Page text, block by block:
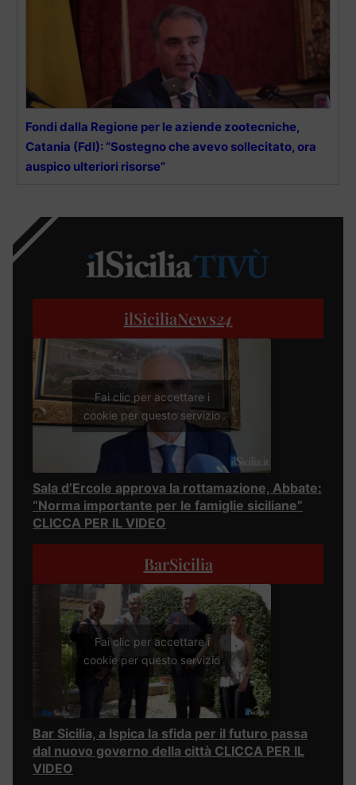
Fondi dalla Regione per le aziende zootecniche,
Catania (FdI): “Sostegno che avevo sollecitato, ora
auspico ulteriori risorse”
ilSiciliaNews24
Fai clic per accettare i
cookie per questo servizio
Sala d’Ercole approva la rottamazione, Abbate:
“Norma importante per le famiglie siciliane”
CLICCA PER IL VIDEO
BarSicilia
Fai clic per accettare i
cookie per questo servizio
Bar Sicilia, a Ispica la sfida per il futuro passa
dal nuovo governo della città CLICCA PER IL
VIDEO